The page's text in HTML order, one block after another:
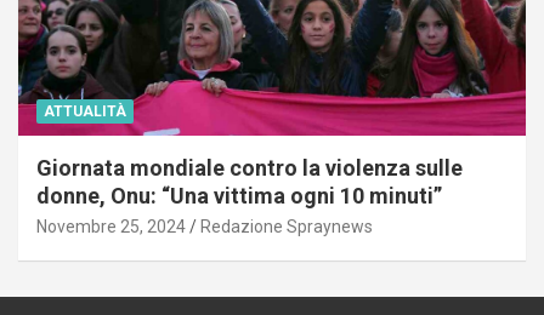
ATTUALITÀ
Giornata mondiale contro la violenza sulle
donne, Onu: “Una vittima ogni 10 minuti”
Novembre 25, 2024 Redazione Spraynews